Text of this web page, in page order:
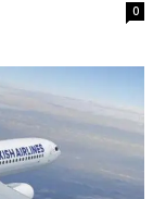
0